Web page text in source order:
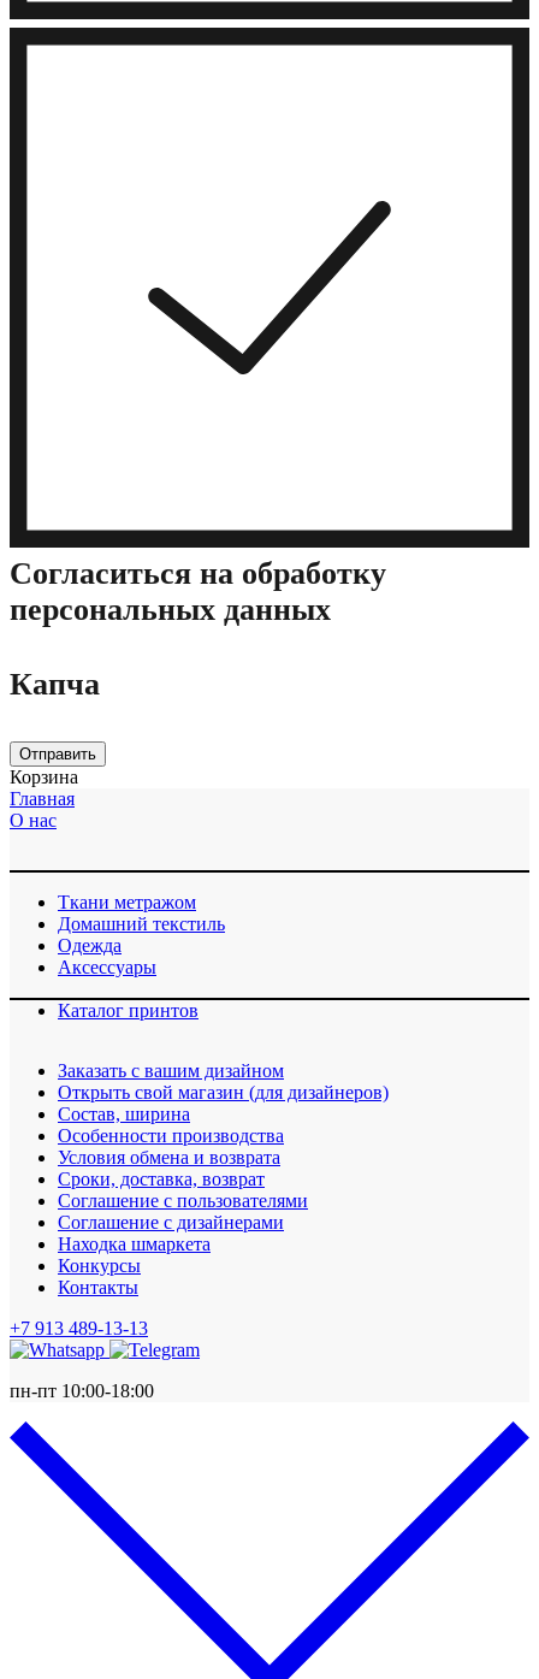
Cогласиться на обработку
персональных данных
Капча
Отправить
Корзина
Главная
О нас
Ткани метражом
Домашний текстиль
Одежда
Аксессуары
Каталог принтов
Заказать с вашим дизайном
Открыть свой магазин (для дизайнеров)
Cостав, ширина
Особенности производства
Условия обмена и возврата
Сроки, доставка, возврат
Соглашение с пользователями
Соглашение с дизайнерами
Находка шмаркета
Конкурсы
Контакты
+7 913 489-13-13
пн-пт 10:00-18:00